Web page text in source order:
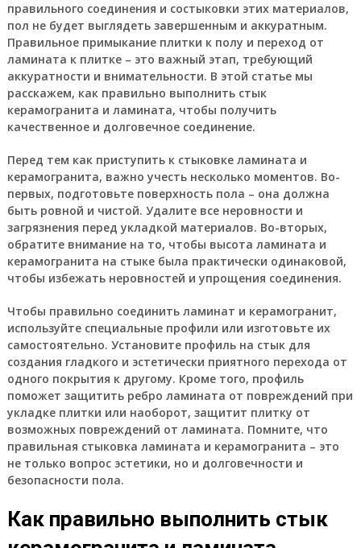
правильного соединения и состыковки этих материалов,
пол не будет выглядеть завершенным и аккуратным.
Правильное примыкание плитки к полу и переход от
ламината к плитке – это важный этап, требующий
аккуратности и внимательности. В этой статье мы
расскажем, как правильно выполнить стык
керамогранита и ламината, чтобы получить
качественное и долговечное соединение.
Перед тем как приступить к стыковке ламината и
керамогранита, важно учесть несколько моментов. Во-
первых, подготовьте поверхность пола – она должна
быть ровной и чистой. Удалите все неровности и
загрязнения перед укладкой материалов. Во-вторых,
обратите внимание на то, чтобы высота ламината и
керамогранита на стыке была практически одинаковой,
чтобы избежать неровностей и упрощения соединения.
Чтобы правильно соединить ламинат и керамогранит,
используйте специальные профили или изготовьте их
самостоятельно. Установите профиль на стык для
создания гладкого и эстетически приятного перехода от
одного покрытия к другому. Кроме того, профиль
поможет защитить ребро ламината от повреждений при
укладке плитки или наоборот, защитит плитку от
возможных повреждений от ламината. Помните, что
правильная стыковка ламината и керамогранита – это
не только вопрос эстетики, но и долговечности и
безопасности пола.
Как правильно выполнить стык